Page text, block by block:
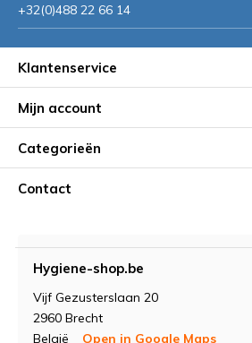
+32(0)488 22 66 14
Klantenservice
Mijn account
Categorieën
Contact
Hygiene-shop.be
Vijf Gezusterslaan 20
2960 Brecht
België
Open in Google Maps